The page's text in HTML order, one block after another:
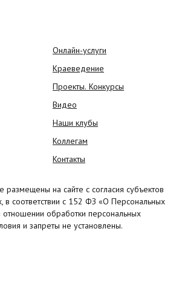
Онлайн-услуги
Краеведение
Проекты. Конкурсы
Видео
Наши клубы
Коллегам
Контакты
на сайте с согласия субъектов
в соответствии с 152 ФЗ «О Персональных
отношении обработки персональных
и запреты не установлены.